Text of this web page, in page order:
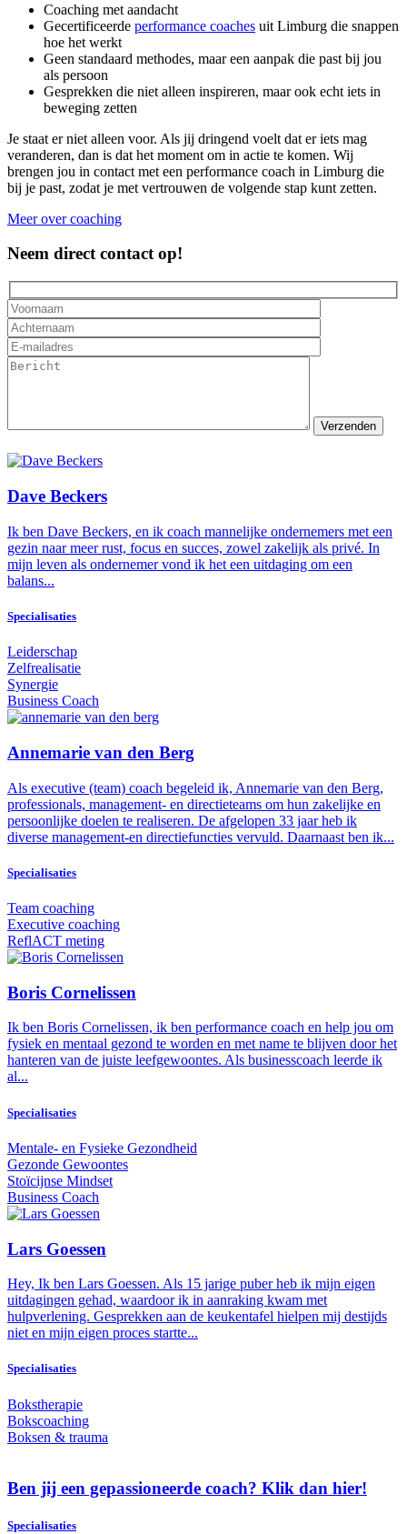
Coaching met aandacht
Gecertificeerde performance coaches uit Limburg die snappen
hoe het werkt
Geen standaard methodes, maar een aanpak die past bij jou
als persoon
Gesprekken die niet alleen inspireren, maar ook echt iets in
beweging zetten
Je staat er niet alleen voor. Als jij dringend voelt dat er iets mag
veranderen, dan is dat het moment om in actie te komen. Wij
brengen jou in contact met een performance coach in Limburg die
bij je past, zodat je met vertrouwen de volgende stap kunt zetten.
Meer over coaching
Neem direct contact op!
Dave Beckers
Ik ben Dave Beckers, en ik coach mannelijke ondernemers met een
gezin naar meer rust, focus en succes, zowel zakelijk als privé. In
mijn leven als ondernemer vond ik het een uitdaging om een
balans...
Specialisaties
Leiderschap
Zelfrealisatie
Synergie
Business Coach
Annemarie van den Berg
Als executive (team) coach begeleid ik, Annemarie van den Berg,
professionals, management- en directieteams om hun zakelijke en
persoonlijke doelen te realiseren. De afgelopen 33 jaar heb ik
diverse management-en directiefuncties vervuld. Daarnaast ben ik...
Specialisaties
Team coaching
Executive coaching
ReflACT meting
Boris Cornelissen
Ik ben Boris Cornelissen, ik ben performance coach en help jou om
fysiek en mentaal gezond te worden en met name te blijven door het
hanteren van de juiste leefgewoontes. Als businesscoach leerde ik
al...
Specialisaties
Mentale- en Fysieke Gezondheid
Gezonde Gewoontes
Stoïcijnse Mindset
Business Coach
Lars Goessen
Hey, Ik ben Lars Goessen. Als 15 jarige puber heb ik mijn eigen
uitdagingen gehad, waardoor ik in aanraking kwam met
hulpverlening. Gesprekken aan de keukentafel hielpen mij destijds
niet en mijn eigen proces startte...
Specialisaties
Bokstherapie
Bokscoaching
Boksen & trauma
Ben jij een gepassioneerde coach? Klik dan hier!
Specialisaties